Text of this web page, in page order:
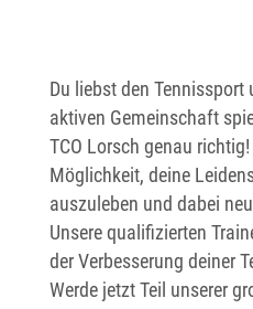
Du liebst den
aktiven Gemeinschaft
TCO Lorsch genau
Möglichkeit, deine
auszuleben und dabei
Unsere qualifizierten
der Verbesserung deiner
Werde jetzt Teil unserer